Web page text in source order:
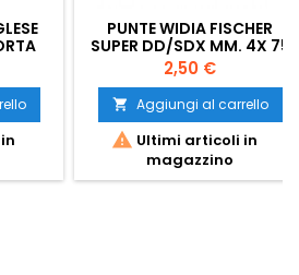
PUNTE WIDIA FISCHER
SUPER DD/SDX MM. 4X 75
Prezzo
2,50 €
 Aggiungi al carrello
 Ultimi articoli in
magazzino